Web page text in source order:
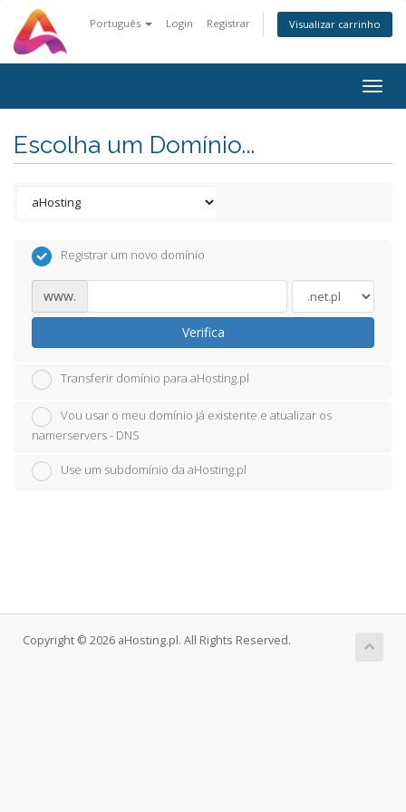
Português Login Registrar Visualizar carrinho
Escolha um Domínio...
Registrar um novo domínio
www.
Verifica
Transferir domínio para aHosting.pl
Vou usar o meu domínio já existente e atualizar os
namerservers - DNS
Use um subdomínio da aHosting.pl
Copyright © 2026 aHosting.pl. All Rights Reserved.